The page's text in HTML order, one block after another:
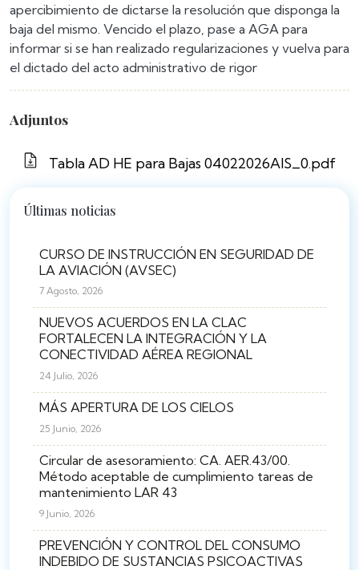
apercibimiento de dictarse la resolución que disponga la
baja del mismo. Vencido el plazo, pase a AGA para
informar si se han realizado regularizaciones y vuelva para
el dictado del acto administrativo de rigor
Adjuntos
Tabla AD HE para Bajas 04022026AIS_0.pdf
Últimas noticias
CURSO DE INSTRUCCIÓN EN SEGURIDAD DE
LA AVIACIÓN (AVSEC)
7 Agosto, 2026
NUEVOS ACUERDOS EN LA CLAC
FORTALECEN LA INTEGRACIÓN Y LA
CONECTIVIDAD AÉREA REGIONAL
24 Julio, 2026
MÁS APERTURA DE LOS CIELOS
25 Junio, 2026
Circular de asesoramiento: CA. AER.43/00.
Método aceptable de cumplimiento tareas de
mantenimiento LAR 43
9 Junio, 2026
PREVENCIÓN Y CONTROL DEL CONSUMO
INDEBIDO DE SUSTANCIAS PSICOACTIVAS